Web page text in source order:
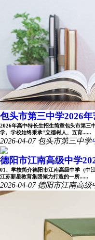
包头市第三中学2026
2026年高中特长生招生简章包头市第三
学。学校始终秉承“立德树人、五育......
2026-04-07 包头市第三中学
德阳市江南高级中学
01、学校简介德阳市江南高级中学（中
江苏新星教育集团倾力打造的一所......
2026-04-07 德阳市江南高级